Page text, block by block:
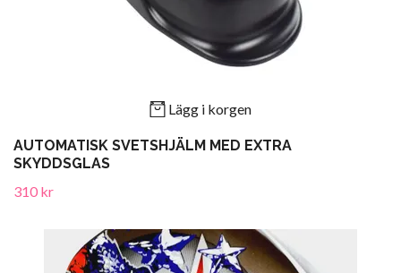
Lägg i korgen
AUTOMATISK SVETSHJÄLM MED EXTRA
SKYDDSGLAS
310 kr